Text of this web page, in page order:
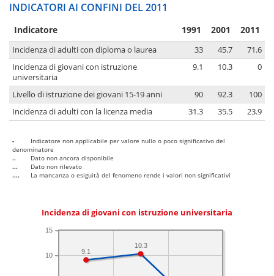
INDICATORI AI CONFINI DEL 2011
Indicatore 1991 2001 2011
Incidenza di adulti con diploma o laurea 33 45.7
71.6
Incidenza di giovani con istruzione
universitaria
9.1 10.3 0
Livello di istruzione dei giovani 15-19 anni 90 92.3
100
Incidenza di adulti con la licenza media
31.3 35.5 23.9
-
Indicatore non applicabile per valore nullo o poco significativo del
denominatore
..
Dato non ancora disponibile
...
Dato non rilevato
....
La mancanza o esiguità del fenomeno rende i valori non significativi
Incidenza di giovani con istruzione universitaria
10
15
10.3
9.1